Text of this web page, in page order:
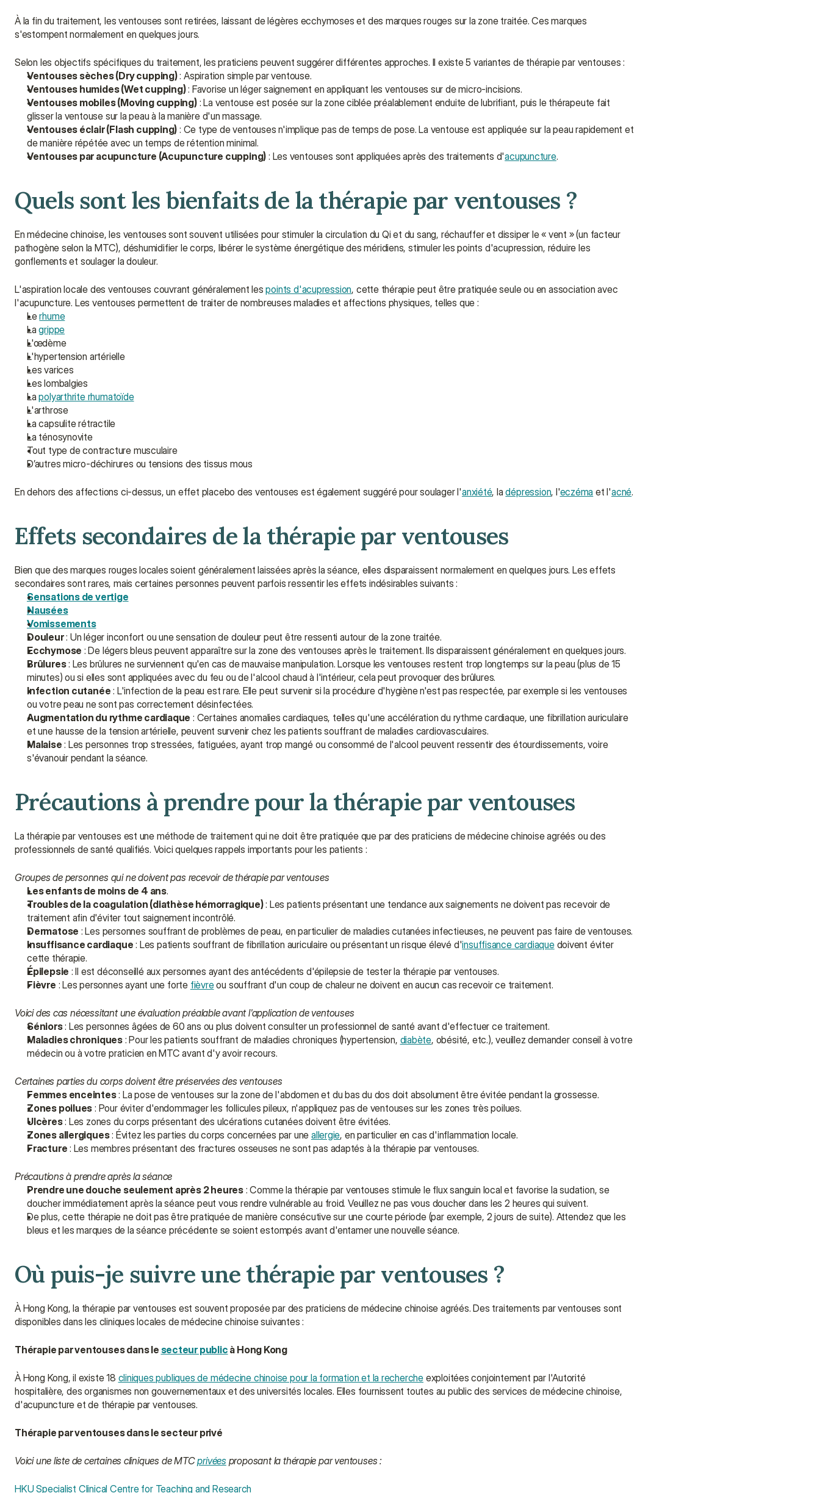
À la fin du traitement, les ventouses sont retirées, laissant de légères ecchymoses et des marques rouges sur la zone traitée. Ces marques
s'estompent normalement en quelques jours.
Selon les objectifs spécifiques du traitement, les praticiens peuvent suggérer différentes approches. Il existe 5 variantes de thérapie par ventouses :
Ventouses sèches (Dry cupping) : Aspiration simple par ventouse.
Ventouses humides (Wet cupping) : Favorise un léger saignement en appliquant les ventouses sur de micro-incisions.
Ventouses mobiles (Moving cupping) : La ventouse est posée sur la zone ciblée préalablement enduite de lubrifiant, puis le thérapeute fait
glisser la ventouse sur la peau à la manière d'un massage.
Ventouses éclair (Flash cupping) : Ce type de ventouses n'implique pas de temps de pose. La ventouse est appliquée sur la peau rapidement et
de manière répétée avec un temps de rétention minimal.
Ventouses par acupuncture (Acupuncture cupping) : Les ventouses sont appliquées après des traitements d'acupuncture.
Quels sont les bienfaits de la thérapie par ventouses ?
En médecine chinoise, les ventouses sont souvent utilisées pour stimuler la circulation du Qi et du sang, réchauffer et dissiper le « vent » (un facteur
pathogène selon la MTC), déshumidifier le corps, libérer le système énergétique des méridiens, stimuler les points d'acupression, réduire les
gonflements et soulager la douleur.
L'aspiration locale des ventouses couvrant généralement les points d'acupression, cette thérapie peut être pratiquée seule ou en association avec
l'acupuncture. Les ventouses permettent de traiter de nombreuses maladies et affections physiques, telles que :
Le rhume
La grippe
L'œdème
L'hypertension artérielle
Les varices
Les lombalgies
La polyarthrite rhumatoïde
L'arthrose
La capsulite rétractile
La ténosynovite
Tout type de contracture musculaire
D’autres micro-déchirures ou tensions des tissus mous
En dehors des affections ci-dessus, un effet placebo des ventouses est également suggéré pour soulager l'anxiété, la dépression, l'eczéma et l'acné.
Effets secondaires de la thérapie par ventouses
Bien que des marques rouges locales soient généralement laissées après la séance, elles disparaissent normalement en quelques jours. Les effets
secondaires sont rares, mais certaines personnes peuvent parfois ressentir les effets indésirables suivants :
Sensations de vertige
Nausées
Vomissements
Douleur : Un léger inconfort ou une sensation de douleur peut être ressenti autour de la zone traitée.
Ecchymose : De légers bleus peuvent apparaître sur la zone des ventouses après le traitement. Ils disparaissent généralement en quelques jours.
Brûlures : Les brûlures ne surviennent qu'en cas de mauvaise manipulation. Lorsque les ventouses restent trop longtemps sur la peau (plus de 15
minutes) ou si elles sont appliquées avec du feu ou de l'alcool chaud à l'intérieur, cela peut provoquer des brûlures.
Infection cutanée : L'infection de la peau est rare. Elle peut survenir si la procédure d'hygiène n'est pas respectée, par exemple si les ventouses
ou votre peau ne sont pas correctement désinfectées.
Augmentation du rythme cardiaque : Certaines anomalies cardiaques, telles qu'une accélération du rythme cardiaque, une fibrillation auriculaire
et une hausse de la tension artérielle, peuvent survenir chez les patients souffrant de maladies cardiovasculaires.
Malaise : Les personnes trop stressées, fatiguées, ayant trop mangé ou consommé de l'alcool peuvent ressentir des étourdissements, voire
s'évanouir pendant la séance.
Précautions à prendre pour la thérapie par ventouses
La thérapie par ventouses est une méthode de traitement qui ne doit être pratiquée que par des praticiens de médecine chinoise agréés ou des
professionnels de santé qualifiés. Voici quelques rappels importants pour les patients :
Groupes de personnes qui ne doivent pas recevoir de thérapie par ventouses
Les enfants de moins de 4 ans.
Troubles de la coagulation (diathèse hémorragique) : Les patients présentant une tendance aux saignements ne doivent pas recevoir de
traitement afin d'éviter tout saignement incontrôlé.
Dermatose : Les personnes souffrant de problèmes de peau, en particulier de maladies cutanées infectieuses, ne peuvent pas faire de ventouses.
Insuffisance cardiaque : Les patients souffrant de fibrillation auriculaire ou présentant un risque élevé d'insuffisance cardiaque doivent éviter
cette thérapie.
Épilepsie : Il est déconseillé aux personnes ayant des antécédents d'épilepsie de tester la thérapie par ventouses.
Fièvre : Les personnes ayant une forte fièvre ou souffrant d'un coup de chaleur ne doivent en aucun cas recevoir ce traitement.
Voici des cas nécessitant une évaluation préalable avant l'application de ventouses
Séniors : Les personnes âgées de 60 ans ou plus doivent consulter un professionnel de santé avant d'effectuer ce traitement.
Maladies chroniques : Pour les patients souffrant de maladies chroniques (hypertension, diabète, obésité, etc.), veuillez demander conseil à votre
médecin ou à votre praticien en MTC avant d'y avoir recours.
Certaines parties du corps doivent être préservées des ventouses
Femmes enceintes : La pose de ventouses sur la zone de l'abdomen et du bas du dos doit absolument être évitée pendant la grossesse.
Zones poilues : Pour éviter d'endommager les follicules pileux, n'appliquez pas de ventouses sur les zones très poilues.
Ulcères : Les zones du corps présentant des ulcérations cutanées doivent être évitées.
Zones allergiques : Évitez les parties du corps concernées par une allergie, en particulier en cas d'inflammation locale.
Fracture : Les membres présentant des fractures osseuses ne sont pas adaptés à la thérapie par ventouses.
Précautions à prendre après la séance
Prendre une douche seulement après 2 heures : Comme la thérapie par ventouses stimule le flux sanguin local et favorise la sudation, se
doucher immédiatement après la séance peut vous rendre vulnérable au froid. Veuillez ne pas vous doucher dans les 2 heures qui suivent.
De plus, cette thérapie ne doit pas être pratiquée de manière consécutive sur une courte période (par exemple, 2 jours de suite). Attendez que les
bleus et les marques de la séance précédente se soient estompés avant d'entamer une nouvelle séance.
Où puis-je suivre une thérapie par ventouses ?
À Hong Kong, la thérapie par ventouses est souvent proposée par des praticiens de médecine chinoise agréés. Des traitements par ventouses sont
disponibles dans les cliniques locales de médecine chinoise suivantes :
Thérapie par ventouses dans le secteur public à Hong Kong
À Hong Kong, il existe 18 cliniques publiques de médecine chinoise pour la formation et la recherche exploitées conjointement par l'Autorité
hospitalière, des organismes non gouvernementaux et des universités locales. Elles fournissent toutes au public des services de médecine chinoise,
d'acupuncture et de thérapie par ventouses.
Thérapie par ventouses dans le secteur privé
Voici une liste de certaines cliniques de MTC privées proposant la thérapie par ventouses :
HKU Specialist Clinical Centre for Teaching and Research